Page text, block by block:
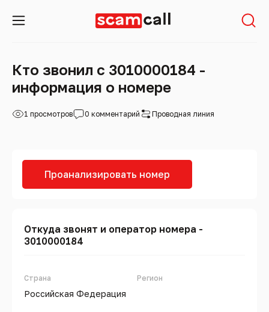
Кто звонил с 3010000184 -
информация о номере
1 просмотров 0 комментарий Проводная линия
Проанализировать номер
Откуда звонят и оператор номера -
3010000184
Страна
Российская Федерация
Регион